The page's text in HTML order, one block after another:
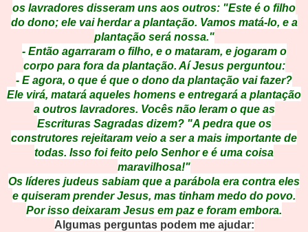
os lavradores disseram uns aos outros: "Este é o filho
do dono; ele vai herdar a plantação. Vamos matá-lo, e a
plantação será nossa."
- Então agarraram o filho, e o mataram, e jogaram o
corpo para fora da plantação. Aí Jesus perguntou:
- E agora, o que é que o dono da plantação vai fazer?
Ele virá, matará aqueles homens e entregará a plantação
a outros lavradores. Vocês não leram o que as
Escrituras Sagradas dizem? "A pedra que os
construtores rejeitaram veio a ser a mais importante de
todas. Isso foi feito pelo Senhor e é uma coisa
maravilhosa!"
Os líderes judeus sabiam que a parábola era contra eles
e quiseram prender Jesus, mas tinham medo do povo.
Por isso deixaram Jesus em paz e foram embora.
Algumas perguntas podem me ajudar: